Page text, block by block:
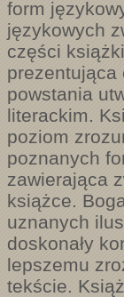
form
językowych
części
prezentująca
powstania
literackim.
poziom
poznanych
zawierająca
książce.
uznanych
doskonały
lepszemu
tekście.